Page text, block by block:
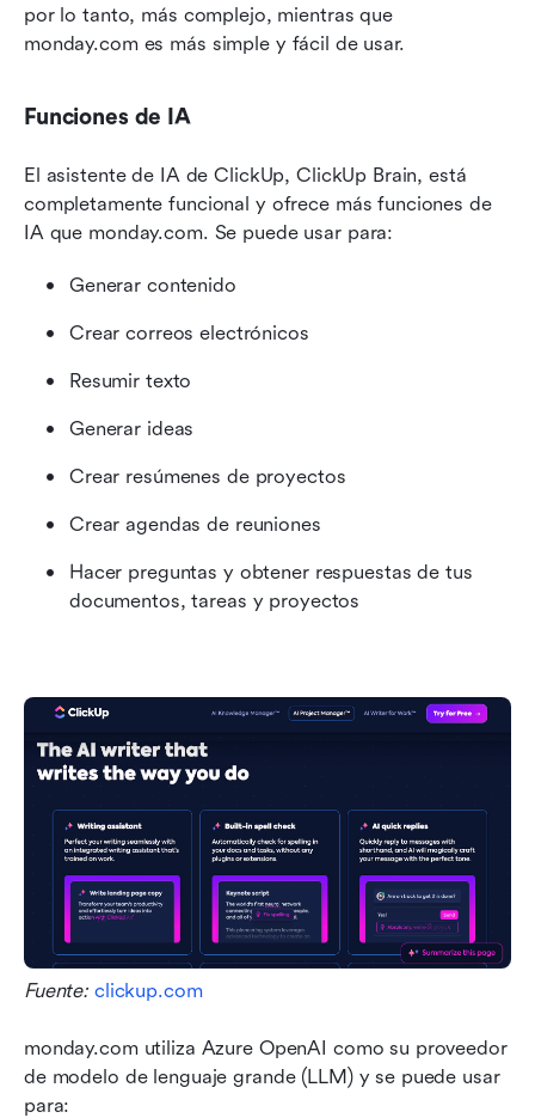
por lo tanto, más complejo, mientras que
monday.com es más simple y fácil de usar.
Funciones de IA
El asistente de IA de ClickUp, ClickUp Brain, está
completamente funcional y ofrece más funciones de
IA que monday.com. Se puede usar para:
Generar contenido
Crear correos electrónicos
Resumir texto
Generar ideas
Crear resúmenes de proyectos
Crear agendas de reuniones
Hacer preguntas y obtener respuestas de tus
documentos, tareas y proyectos
Fuente: clickup.com
monday.com utiliza Azure OpenAI como su proveedor
de modelo de lenguaje grande (LLM) y se puede usar
para: